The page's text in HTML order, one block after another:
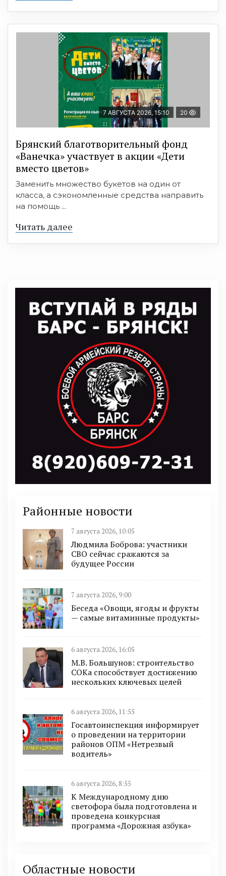
7 АВГУСТА 2026, 15:10 20
Брянский благотворительный фонд
«Ванечка» участвует в акции «Дети
вместо цветов»
Заменить множество букетов на один от
класса, а сэкономленные средства направить
на помощь ...
Читать далее
Районные новости
7 августа 2026, 10:05
Людмила Боброва: участники
СВО сейчас сражаются за
будущее России
7 августа 2026, 9:00
Беседа «Овощи, ягоды и фрукты
— самые витаминные продукты»
6 августа 2026, 16:05
М.В. Большунов: строительство
СОКа способствует достижению
нескольких ключевых целей
6 августа 2026, 11:55
Госавтоинспекция информирует
о проведении на территории
районов ОПМ «Нетрезвый
водитель»
6 августа 2026, 8:55
К Международному дню
светофора была подготовлена и
проведена конкурсная
программа «Дорожная азбука»
Областные новости